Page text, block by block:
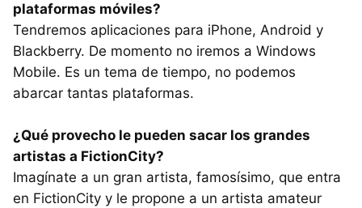
plataformas móviles?
Tendremos aplicaciones para iPhone, Android y
Blackberry. De momento no iremos a Windows
Mobile. Es un tema de tiempo, no podemos
abarcar tantas plataformas.
¿Qué provecho le pueden sacar los grandes
artistas a FictionCity?
Imagínate a un gran artista, famosísimo, que entra
en FictionCity y le propone a un artista amateur